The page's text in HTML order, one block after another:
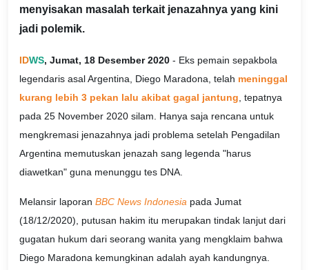
menyisakan masalah terkait jenazahnya yang kini
jadi polemik.
IDWS, Jumat, 18 Desember 2020 - Eks pemain sepakbola
legendaris asal Argentina, Diego Maradona, telah meninggal
kurang lebih 3 pekan lalu akibat gagal jantung , tepatnya
pada 25 November 2020 silam. Hanya saja rencana untuk
mengkremasi jenazahnya jadi problema setelah Pengadilan
Argentina memutuskan jenazah sang legenda "harus
diawetkan" guna menunggu tes DNA.
Melansir laporan BBC News Indonesia pada Jumat
(18/12/2020), putusan hakim itu merupakan tindak lanjut dari
gugatan hukum dari seorang wanita yang mengklaim bahwa
Diego Maradona kemungkinan adalah ayah kandungnya.